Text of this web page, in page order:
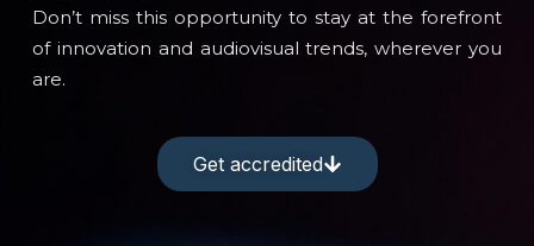
Don’t miss this opportunity to stay at the forefront
of innovation and audiovisual trends, wherever you
are.
Get accredited